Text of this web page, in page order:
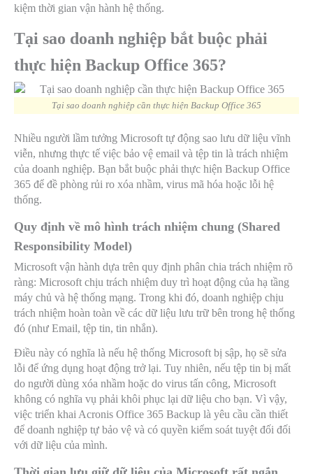
kiệm thời gian vận hành hệ thống.
Tại sao doanh nghiệp bắt buộc phải
thực hiện Backup Office 365?
Tại sao doanh nghiệp cần thực hiện Backup Office 365
Nhiều người lầm tưởng Microsoft tự động sao lưu dữ liệu vĩnh
viễn, nhưng thực tế việc bảo vệ email và tệp tin là trách nhiệm
của doanh nghiệp. Bạn bắt buộc phải thực hiện Backup Office
365 để đề phòng rủi ro xóa nhầm, virus mã hóa hoặc lỗi hệ
thống.
Quy định về mô hình trách nhiệm chung (Shared
Responsibility Model)
Microsoft vận hành dựa trên quy định phân chia trách nhiệm rõ
ràng: Microsoft chịu trách nhiệm duy trì hoạt động của hạ tầng
máy chủ và hệ thống mạng. Trong khi đó, doanh nghiệp chịu
trách nhiệm hoàn toàn về các dữ liệu lưu trữ bên trong hệ thống
đó (như Email, tệp tin, tin nhắn).
Điều này có nghĩa là nếu hệ thống Microsoft bị sập, họ sẽ sửa
lỗi để ứng dụng hoạt động trở lại. Tuy nhiên, nếu tệp tin bị mất
do người dùng xóa nhầm hoặc do virus tấn công, Microsoft
không có nghĩa vụ phải khôi phục lại dữ liệu cho bạn. Vì vậy,
việc triển khai Acronis Office 365 Backup là yêu cầu cần thiết
để doanh nghiệp tự bảo vệ và có quyền kiểm soát tuyệt đối đối
với dữ liệu của mình.